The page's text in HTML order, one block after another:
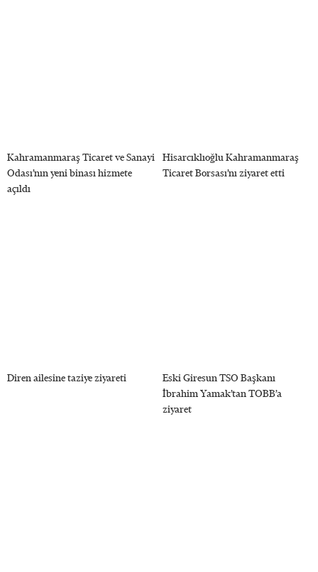
Kahramanmaraş Ticaret ve Sanayi
Odası’nın yeni binası hizmete
açıldı
Hisarcıklıoğlu Kahramanmaraş
Ticaret Borsası’nı ziyaret etti
Diren ailesine taziye ziyareti
Eski Giresun TSO Başkanı
İbrahim Yamak’tan TOBB’a
ziyaret